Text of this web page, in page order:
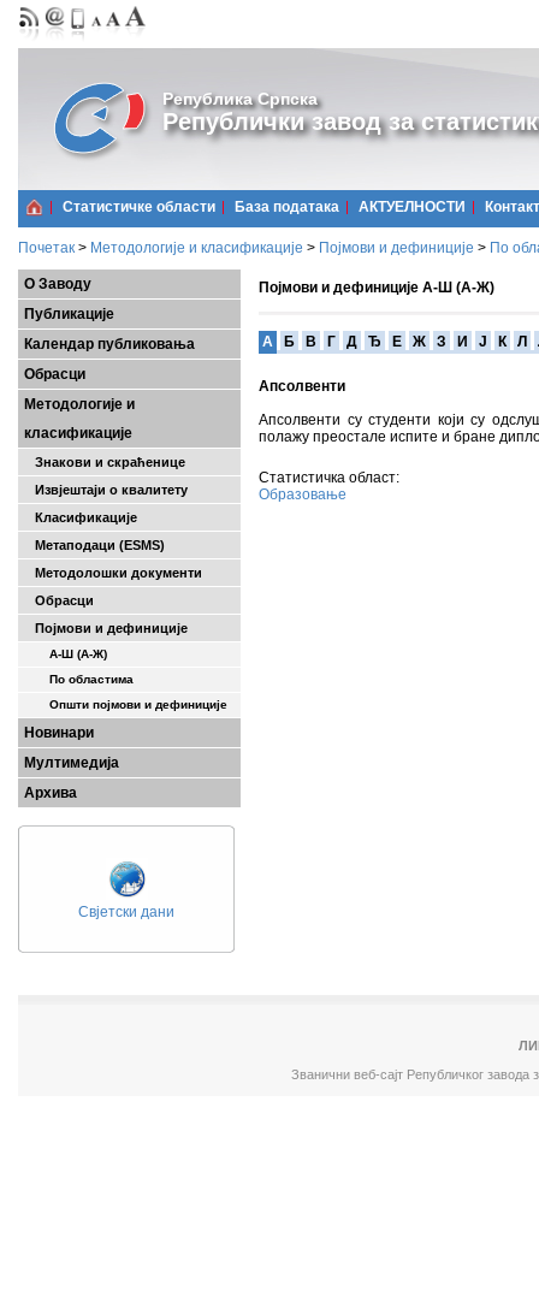
Република Српска
Републички завод за
Статистичке области Базa података АКТУЕЛНОСТИ Контакт
Почетак > Методологије и класификације > Појмови и дефиниције > По
О Заводу
Публикације
Календар публиковања
Обрасци
Методологије и
класификације
Знакови и скраћенице
Извјештаји о квалитету
Класификације
Метаподаци (ESMS)
Методолошки документи
Обрасци
Појмови и дефиниције
А-Ш (A-Ж)
По областима
Општи појмови и дефиниције
Новинари
Мултимедија
Архива
Свјетски дани
Појмови и дефиниције А-Ш (А-Ж)
A Б В Г Д Ђ Е Ж З И Ј К Л
Апсолвенти
Апсолвенти су студенти који су
полажу преостале испите и бране
Статистичка област:
Образовање
Званични веб-сајт Републичког